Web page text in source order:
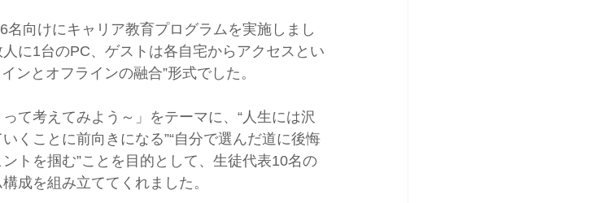
向けにキャリア教育プログラムを実施しまし
に1台のPC、ゲストは各自宅からアクセスとい
ンとオフラインの融合”形式でした。
て考えてみよう～」をテーマに、“人生には沢
くことに前向きになる”“自分で選んだ道に後悔
トを掴む”ことを目的として、生徒代表10名の
成を組み立ててくれました。